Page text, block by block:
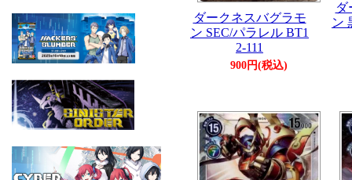
ダークネスバグラモ
ン SEC/パラレル BT1
2-111
900円(税込)
ダ
ン